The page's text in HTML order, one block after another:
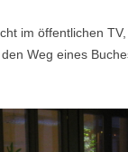
im öffentlichen
Weg eines